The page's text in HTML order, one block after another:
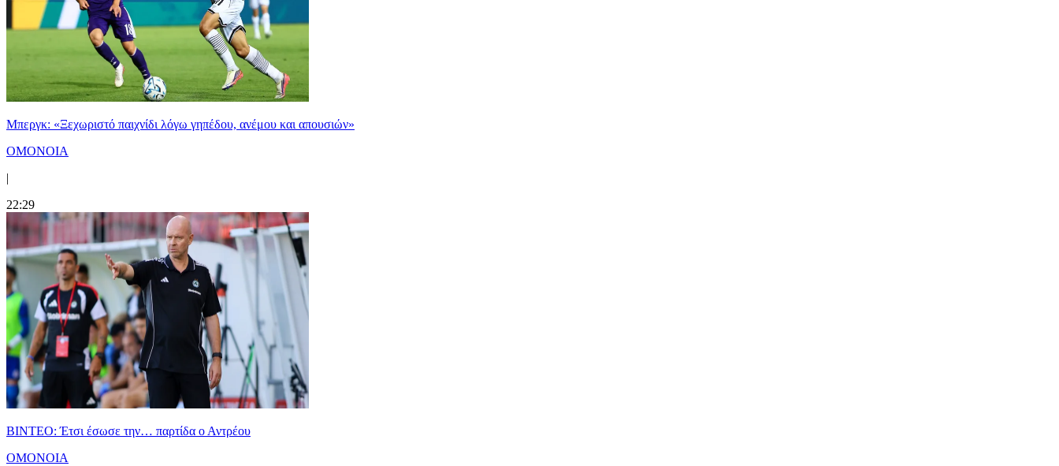
Μπεργκ: «Ξεχωριστό παιχνίδι λόγω γηπέδου, ανέμου και απουσιών»
ΟΜΟΝΟΙΑ
|
22:29
ΒΙΝΤΕΟ: Έτσι έσωσε την… παρτίδα ο Αντρέου
ΟΜΟΝΟΙΑ